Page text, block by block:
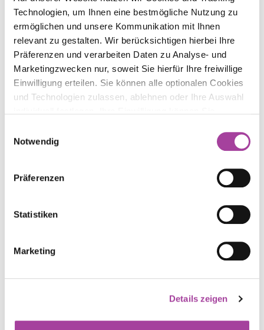
Technologien, um Ihnen eine bestmögliche Nutzung zu
ermöglichen und unsere Kommunikation mit Ihnen
relevant zu gestalten. Wir berücksichtigen hierbei Ihre
Präferenzen und verarbeiten Daten zu Analyse- und
Marketingzwecken nur, soweit Sie hierfür Ihre freiwillige
Einwilligung erteilen. Sie können alle optionalen Cookies
und Technologien zulassen, ablehnen oder Ihre Auswahl
Informationen zu von uns und Drittanbietern eingesetzten
Notwendig
Präferenzen
Statistiken
Marketing
Details zeigen
Wir danken allen Beteiligten, die dieses Schulfest
durch ihren Einsatz zu einem so schönen und
stimmungsvollen Erlebnis gemacht haben.
Hephata Leben und
Hephata Arbeit
Leben“
„Hephata Arbeit“.
Lesen Sie alle Hintergründe in unserem jüngsten